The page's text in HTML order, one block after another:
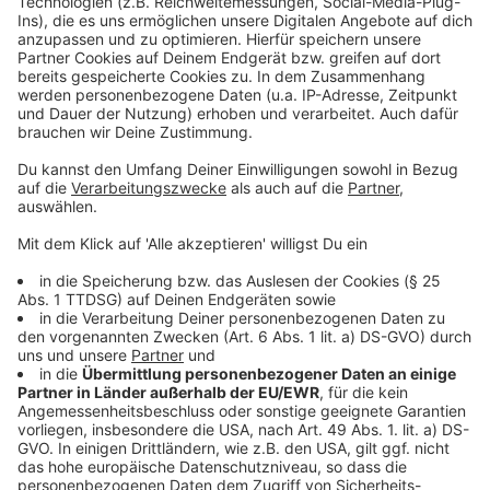
Weitere Infos und Links zum Thema:
Anzeige
Kriminalitätsstatistik für NRW: Mehr Einbrüche,
Gewalt und Diebstähle
12. Januar 2024: Aktionstag in Oberkassel zum
Thema Einbruch
Ende Oktober gab es einen Großeinsatz gegen
Einbrecher
Die Homepage der Düsseldorfer Polizei
Anzeige